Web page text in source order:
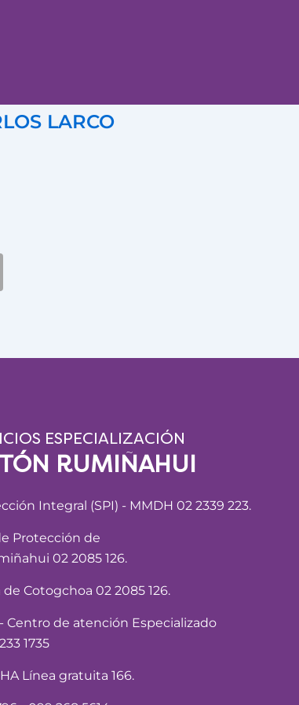
LARCO
ESPECIALIZACIÓN
RUMIÑAHUI
Integral (SPI) - MMDH 02 2339 223.
Protección de
02 2085 126.
Cotogchoa 02 2085 126.
Centro de atención Especializado
1735
Línea gratuita 166.